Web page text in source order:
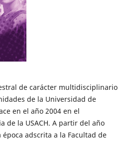
de carácter multidisciplinario
de la Universidad de
en el año 2004 en el
de la USACH. A partir del año
adscrita a la Facultad de